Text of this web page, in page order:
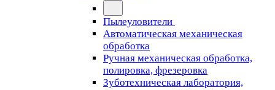
Пылеуловители
Автоматическая механическая
обработка
Ручная механическая обработка,
полировка, фрезеровка
Зуботехническая лаборатория,